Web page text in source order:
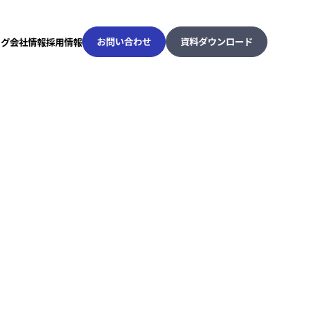
会社情報採用情報
お問い合わせ
お問い合わせ
資料ダウンロード
資料ダウンロード